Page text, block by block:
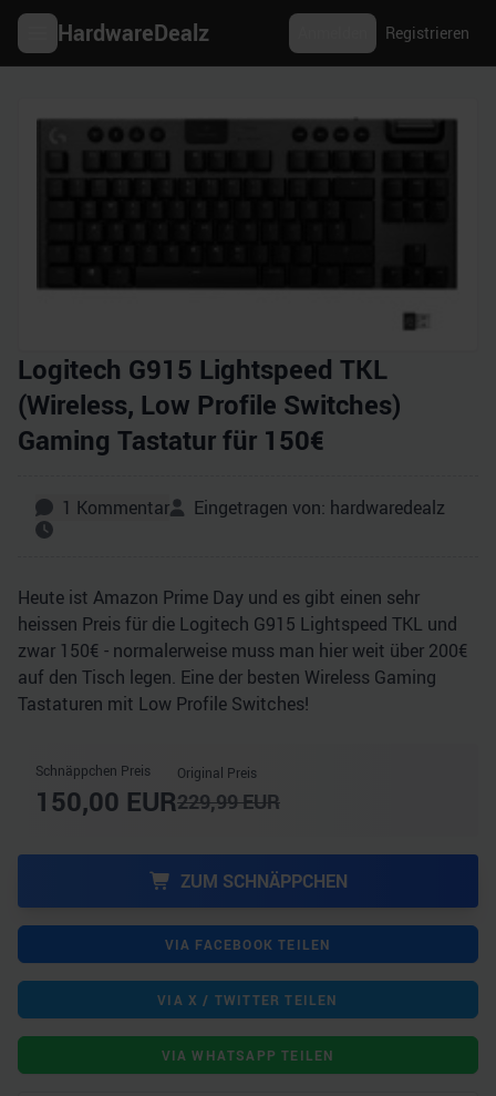
HardwareDealz Registrieren
Logitech G915 Lightspeed TKL
(Wireless, Low Profile Switches)
Gaming Tastatur für 150€
1 Kommentar Eingetragen von: hardwaredealz
Heute ist Amazon Prime Day und es gibt einen sehr
heissen Preis für die Logitech G915 Lightspeed TKL und
zwar 150€ - normalerweise muss man hier weit über 200€
auf den Tisch legen. Eine der besten Wireless Gaming
Tastaturen mit Low Profile Switches!
Schnäppchen Preis
150,00 EUR
Original Preis
229,99EUR
ZUM SCHNÄPPCHEN
VIA FACEBOOK TEILEN
VIA X / TWITTER TEILEN
VIA WHATSAPP TEILEN